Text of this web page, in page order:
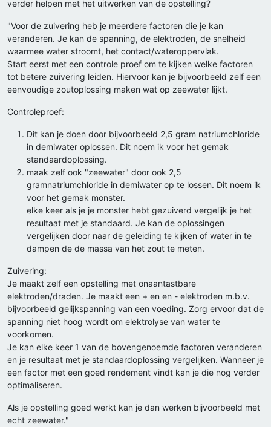
verder helpen met het uitwerken van de opstelling?
"Voor de zuivering heb je meerdere factoren die je kan
veranderen. Je kan de spanning, de elektroden, de snelheid
waarmee water stroomt, het contact/wateroppervlak.
Start eerst met een controle proef om te kijken welke factoren
tot betere zuivering leiden. Hiervoor kan je bijvoorbeeld zelf een
eenvoudige zoutoplossing maken wat op zeewater lijkt.
Controleproef:
Dit kan je doen door bijvoorbeeld 2,5 gram natriumchloride
in demiwater oplossen. Dit noem ik voor het gemak
standaardoplossing.
maak zelf ook "zeewater" door ook 2,5
gramnatriumchloride in demiwater op te lossen. Dit noem ik
voor het gemak monster.
elke keer als je je monster hebt gezuiverd vergelijk je het
resultaat met je standaard. Je kan de oplossingen
vergelijken door naar de geleiding te kijken of water in te
dampen de de massa van het zout te meten.
Zuivering:
Je maakt zelf een opstelling met onaantastbare
elektroden/draden. Je maakt een + en en - elektroden m.b.v.
bijvoorbeeld gelijkspanning van een voeding. Zorg ervoor dat de
spanning niet hoog wordt om elektrolyse van water te
voorkomen.
Je kan elke keer 1 van de bovengenoemde factoren veranderen
en je resultaat met je standaardoplossing vergelijken. Wanneer je
een factor met een goed rendement vindt kan je die nog verder
optimaliseren.
Als je opstelling goed werkt kan je dan werken bijvoorbeeld met
echt zeewater."